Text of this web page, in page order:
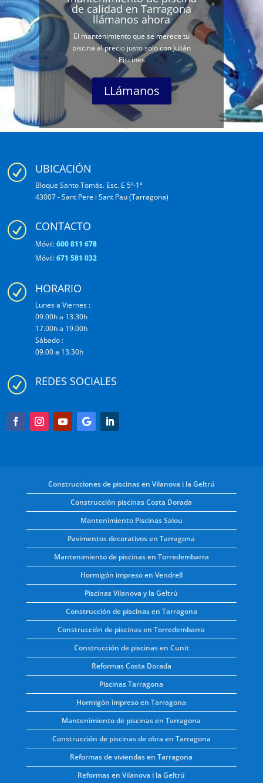
de calidad en Tarragona
llámanos ahora
El mantenimiento que se merece tu
piscina al precio justo solo con Julián
Piscines
LLámanos
R UBICACIÓN
Bloque Santo Tomás. Esc. E 5º-1ª
43007 - Sant Pere i Sant Pau (Tarragona)
R CONTACTO
Móvil:600 811 678
Móvil:671 581 032
R HORARIO
Lunes a Viernes :
09.00h a 13.30h
17.00h a 19.00h
Sábado :
09.00 a 13.30h
R REDES SOCIALES
Construcciones de piscinas en Vilanova i la Geltrú
Construcción piscinas Costa Dorada
Mantenimiento Piscinas Salou
Pavimentos decorativos en Tarragona
Mantenimiento de piscinas en Torredembarra
Hormigón impreso en Vendrell
Piscinas Vilanova y la Geltrú
Construcción de piscinas en Tarragona
Construcción de piscinas en Torredembarra
Construcción de piscinas en Cunit
Reformas Costa Dorada
Piscinas Tarragona
Hormigón impreso en Tarragona
Mantenimiento de piscinas en Tarragona
Construcción de piscinas de obra en Tarragona
Reformas de viviendas en Tarragona
Reformas en Vilanova i la Geltrú